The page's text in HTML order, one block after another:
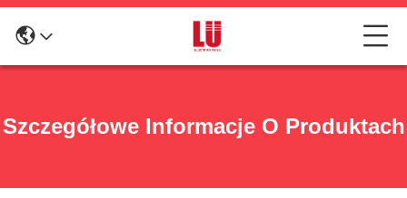
Szczegółowe Informacje O Produktach